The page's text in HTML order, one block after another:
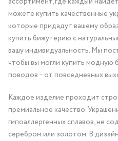
можете купить качественные
которые придадут вашему
купить бижутерию с
вашу индивидуальность. Мы
чтобы вы могли купить модную
поводов – от повседневных
Каждое изделие проходит
премиальное качество.
гипоаллергенных сплавов, не
серебром или золотом. В